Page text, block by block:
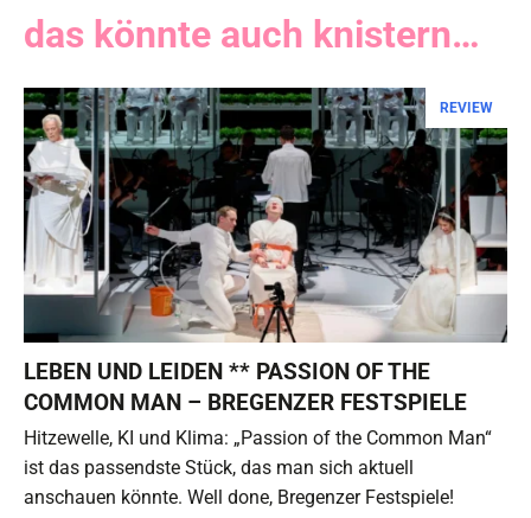
das könnte auch knistern…
REVIEW
LEBEN UND LEIDEN ** PASSION OF THE
COMMON MAN – BREGENZER FESTSPIELE
Hitzewelle, KI und Klima: „Passion of the Common Man“
ist das passendste Stück, das man sich aktuell
anschauen könnte. Well done, Bregenzer Festspiele!